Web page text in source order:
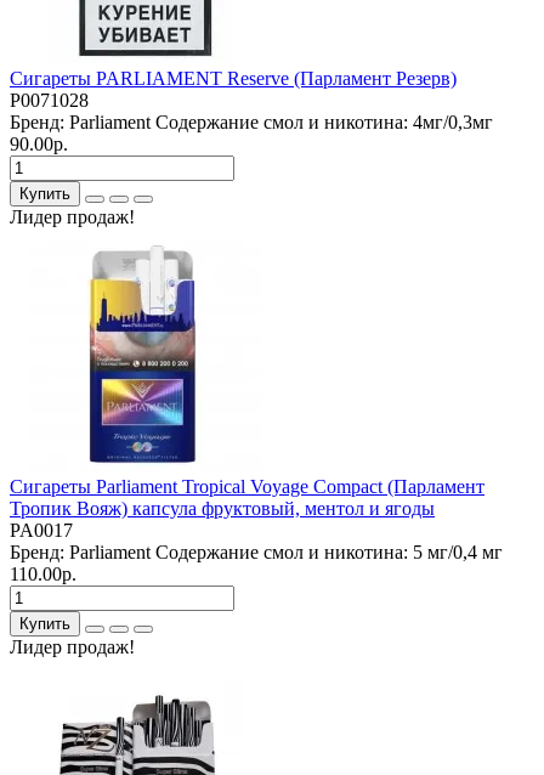
Сигареты PARLIAMENT Reserve (Парламент Резерв)
P0071028
Бренд: Parliament Содержание смол и никотина: 4мг/0,3мг
90.00р.
Купить
Лидер продаж!
Сигареты Parliament Tropical Voyage Compact (Парламент
Тропик Вояж) капсула фруктовый, ментол и ягоды
PA0017
Бренд: Parliament Содержание смол и никотина: 5 мг/0,4 мг
110.00р.
Купить
Лидер продаж!